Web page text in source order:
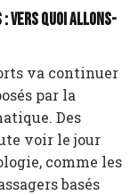
: vers quoi allons-
va continuer
par la
Des
voir le jour
comme les
basés